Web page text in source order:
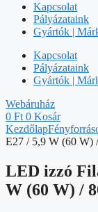
Kapcsolat
Pályázataink
Gyártók |
Kapcsolat
Pályázataink
Gyártók |
Webáruház
0 Ft 0 Kosár
Kezdőlap
E27 / 5,9 W (60 W)
LED izzó
W (60 W) /